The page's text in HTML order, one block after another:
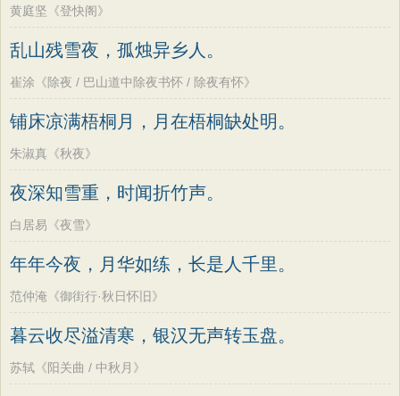
黄庭坚《登快阁》
乱山残雪夜，孤烛异乡人。
崔涂《除夜 / 巴山道中除夜书怀 / 除夜有怀》
铺床凉满梧桐月，月在梧桐缺处明。
朱淑真《秋夜》
夜深知雪重，时闻折竹声。
白居易《夜雪》
年年今夜，月华如练，长是人千里。
范仲淹《御街行·秋日怀旧》
暮云收尽溢清寒，银汉无声转玉盘。
苏轼《阳关曲 / 中秋月》